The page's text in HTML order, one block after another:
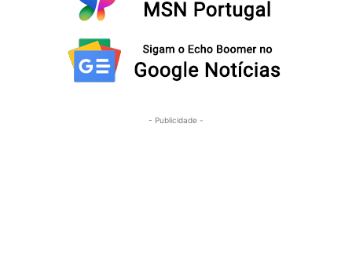
- Publicidade -